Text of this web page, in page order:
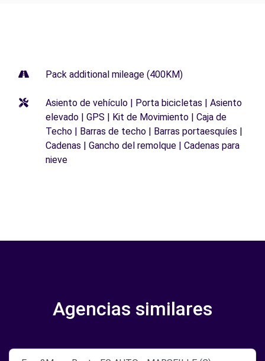
Pack additional mileage (400KM)
Asiento de vehículo | Porta bicicletas | Asiento
elevado | GPS | Kit de Movimiento | Caja de
Techo | Barras de techo | Barras portaesquíes |
Cadenas | Gancho del remolque | Cadenas para
nieve
Agencias similares